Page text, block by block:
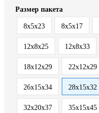
Размер пакета
8x5x23 8х5х17
12х8х25 12х8х33
18х12х29 22х12х29
26х15х34 28x15x32
32х20х37 35x15x45